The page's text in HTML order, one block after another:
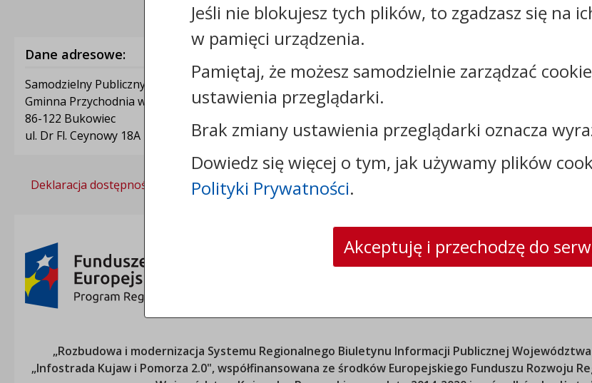
Dane adresowe:
Samodzielny Publiczny Zakład Opieki Zdrowotnej -
Gminna Przychodnia w Bukowcu
86-122 Bukowiec
ul. Dr Fl. Ceynowy 18A
e-mail:przychodnia@bukowiec.pl
Deklaracja dostępności Polityka prywatności
„Rozbudowa i modernizacja Systemu Regionalnego Biuletynu Informacji Publicznej
„Infostrada Kujaw i Pomorza 2.0", współfinansowana ze środków Europejskiego Funduszu Rozwoju
Jeśli nie blokujesz tych plików, to zgadzasz się na
w pamięci urządzenia.
Pamiętaj, że możesz samodzielnie zarządzać
ustawienia przeglądarki.
Brak zmiany ustawienia przeglądarki oznacza
Dowiedz się więcej o tym, jak używamy plików
Polityki Prywatności.
Akceptuję i przechodzę do